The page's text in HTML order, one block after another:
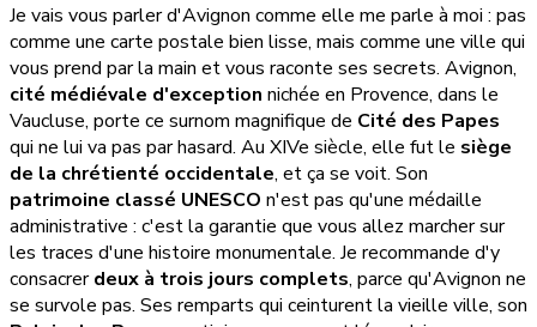
Je vais vous parler d'Avignon comme elle me parle à moi : pas
comme une carte postale bien lisse, mais comme une ville qui
vous prend par la main et vous raconte ses secrets. Avignon,
cité médiévale d'exception nichée en Provence, dans le
Vaucluse, porte ce surnom magnifique de Cité des Papes
qui ne lui va pas par hasard. Au XIVe siècle, elle fut le siège
de la chrétienté occidentale, et ça se voit. Son
patrimoine classé UNESCO n'est pas qu'une médaille
administrative : c'est la garantie que vous allez marcher sur
les traces d'une histoire monumentale. Je recommande d'y
consacrerdeux à trois jours complets, parce qu'Avignon ne
se survole pas. Ses remparts qui ceinturent la vieille ville, son